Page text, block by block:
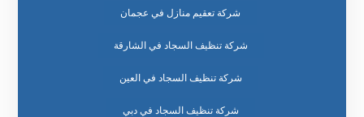
شركة تعقيم منازل في عجمان
شركة تنظيف السجاد في الشارقة
شركة تنظيف السجاد في العين
شركة تنظيف السجاد في دبي